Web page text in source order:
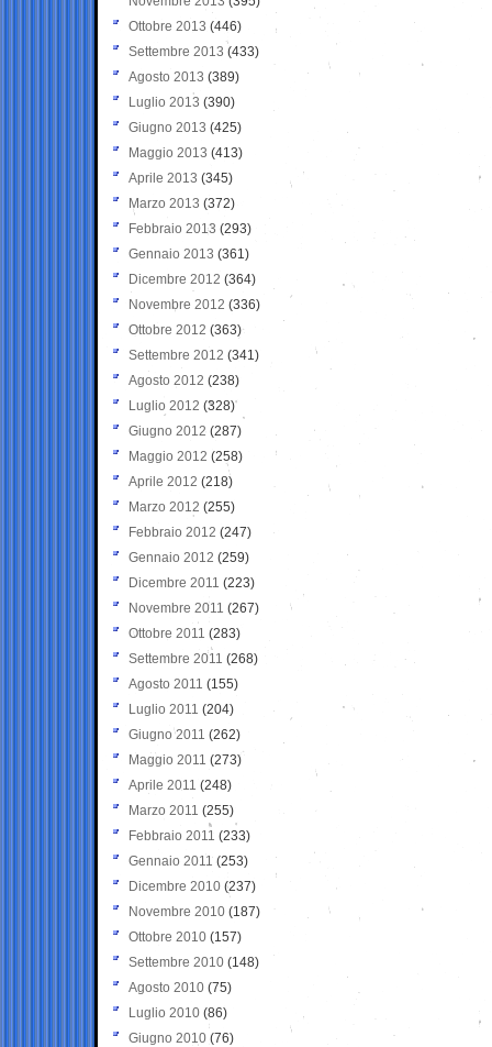
Ottobre 2013 (446)
Settembre 2013 (433)
Agosto 2013 (389)
Luglio 2013 (390)
Giugno 2013 (425)
Maggio 2013 (413)
Aprile 2013 (345)
Marzo 2013 (372)
Febbraio 2013 (293)
Gennaio 2013 (361)
Dicembre 2012 (364)
Novembre 2012 (336)
Ottobre 2012 (363)
Settembre 2012 (341)
Agosto 2012 (238)
Luglio 2012 (328)
Giugno 2012 (287)
Maggio 2012 (258)
Aprile 2012 (218)
Marzo 2012 (255)
Febbraio 2012 (247)
Gennaio 2012 (259)
Dicembre 2011 (223)
Novembre 2011 (267)
Ottobre 2011 (283)
Settembre 2011 (268)
Agosto 2011 (155)
Luglio 2011 (204)
Giugno 2011 (262)
Maggio 2011 (273)
Aprile 2011 (248)
Marzo 2011 (255)
Febbraio 2011 (233)
Gennaio 2011 (253)
Dicembre 2010 (237)
Novembre 2010 (187)
Ottobre 2010 (157)
Settembre 2010 (148)
Agosto 2010 (75)
Luglio 2010 (86)
Giugno 2010 (76)